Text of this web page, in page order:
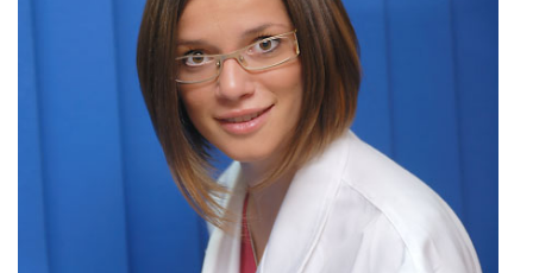
QUESTIONARI ANDROLOGIA